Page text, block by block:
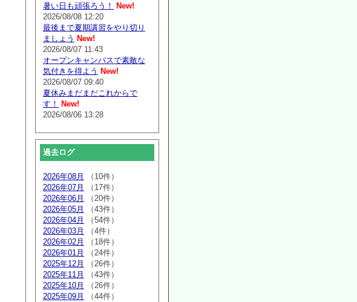
暑い日も頑張ろう！
New!
2026/08/08 12:20
最後まで夏期講習をやり切り
ましょう New!
2026/08/07 11:43
オープンキャンパスで素敵な
気付きを得よう New!
2026/08/07 09:40
夏休みまだまだこれからで
す！
New!
2026/08/06 13:28
過去ログ
2026年08月
（10件）
2026年07月
（17件）
2026年06月
（20件）
2026年05月
（43件）
2026年04月
（54件）
2026年03月
（4件）
2026年02月
（18件）
2026年01月
（24件）
2025年12月
（26件）
2025年11月
（43件）
2025年10月
（26件）
2025年09月
（44件）